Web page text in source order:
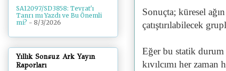
Sonuçta; küresel
çatıştırılabilecek
Eğer bu statik durum
kıvılcımı her zaman
SA12097/SD3858: Tevrat'ı
Tanrı mı Yazdı ve Bu Önemli
mi? - 8/3/2026
Yıllık Sonsuz Ark Yayın
Raporları